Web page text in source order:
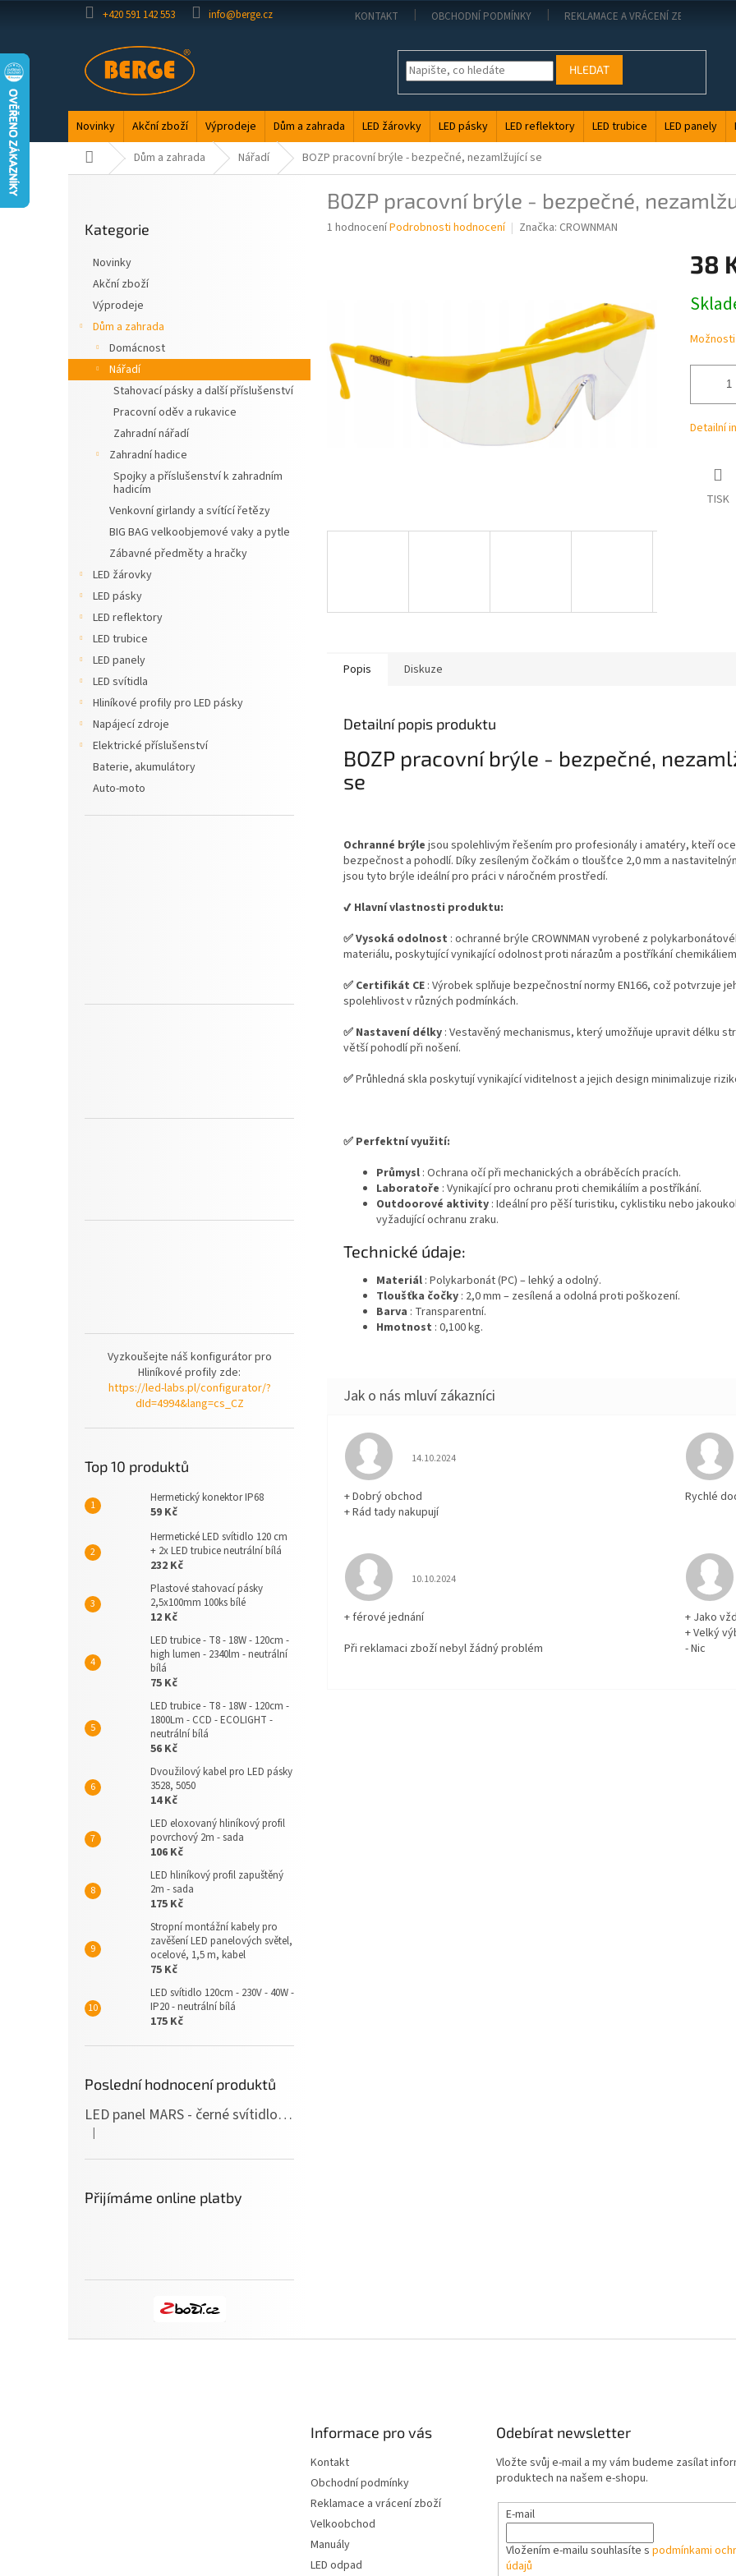
+420 591 142 553 info@berge.cz KONTAKT OBCHODNÍ PODMÍNKY REKLAMACE A VRÁCENÍ ZBOŽÍ
HLEDAT
Novinky Akční zboží Výprodeje Dům a zahrada LED žárovky LED pásky LED reflektory LED trubice LED panely
Domů Dům a zahrada Nářadí BOZP pracovní brýle - bezpečné, nezamlžující se
a
n
kategorie
Kategorie
Novinky
Akční zboží
Výprodeje
Dům a zahrada
Domácnost
Nářadí
Stahovací pásky a další příslušenství
Pracovní oděv a rukavice
Zahradní nářadí
Zahradní hadice
Spojky a příslušenství k zahradním
hadicím
Venkovní girlandy a svítící řetězy
BIG BAG velkoobjemové vaky a pytle
Zábavné předměty a hračky
LED žárovky
LED pásky
LED reflektory
LED trubice
LED panely
LED svítidla
Hliníkové profily pro LED pásky
Napájecí zdroje
Elektrické příslušenství
Baterie, akumulátory
Auto-moto
Vyzkoušejte náš konfigurátor pro
Hliníkové profily zde:
https://led-labs.pl/configurator/?
dId=4994&lang=cs_CZ
Top 10 produktů
Hermetický konektor IP68
59 Kč
Hermetické LED svítidlo 120 cm
+ 2x LED trubice neutrální bílá
232 Kč
Plastové stahovací pásky
2,5x100mm 100ks bílé
12 Kč
LED trubice - T8 - 18W - 120cm -
high lumen - 2340lm - neutrální
bílá
75 Kč
LED trubice - T8 - 18W - 120cm -
1800Lm - CCD - ECOLIGHT -
neutrální bílá
56 Kč
Dvoužilový kabel pro LED pásky
3528, 5050
14 Kč
LED eloxovaný hliníkový profil
povrchový 2m - sada
106 Kč
LED hliníkový profil zapuštěný
2m - sada
175 Kč
Stropní montážní kabely pro
zavěšení LED panelových světel,
ocelové, 1,5 m, kabel
75 Kč
LED svítidlo 120cm - 230V - 40W -
IP20 - neutrální bílá
175 Kč
Poslední hodnocení produktů
LED panel MARS - černé svítidlo SLIM - 120cm - 36W - 230V - 3600Lm - neutrální bílá
Hodnocení produktu je 5 z 5 hvězdiček.
|
Přijímáme online platby
BOZP pracovní brýle - bezpečné,
Průměrné
1 hodnoceníPodrobnosti hodnocení Značka: CROWNMAN
38
cena:
Detailní
TISK
Popis Diskuze
Detailní popis produktu
BOZP pracovní brýle - bezpečné,
se
Ochranné brýle jsou spolehlivým řešením pro profesionály i amatéry, kteří
bezpečnost a pohodlí. Díky zesíleným čočkám o tloušťce 2,0 mm a
jsou tyto brýle ideální pro práci v náročném prostředí.
✔️ Hlavní vlastnosti produktu:
✅ Vysoká odolnost : ochranné brýle CROWNMAN vyrobené z
materiálu, poskytující vynikající odolnost proti nárazům a postříkání
✅ Certifikát CE : Výrobek splňuje bezpečnostní normy EN166, což potvrzuje
spolehlivost v různých podmínkách.
✅ Nastavení délky : Vestavěný mechanismus, který umožňuje upravit délku
větší pohodlí při nošení.
✅Průhledná skla poskytují vynikající viditelnost a jejich design minimalizuje
✅ Perfektní využití:
Průmysl : Ochrana očí při mechanických a obráběcích pracích.
Laboratoře : Vynikající pro ochranu proti chemikáliím a postříkání.
Outdoorové aktivity : Ideální pro pěší turistiku, cyklistiku nebo
vyžadující ochranu zraku.
Technické údaje:
Materiál : Polykarbonát (PC) – lehký a odolný.
Tloušťka čočky : 2,0 mm – zesílená a odolná proti poškození.
Barva : Transparentní.
Hmotnost : 0,100 kg.
Hodnocení obchodu je 5 z 5 hvězdiček.
14.10.2024
+ Dobrý obchod
+ Rád tady nakupují
Rychlé
Hodnocení obchodu je 5 z 5 hvězdiček.
10.10.2024
+ férové jednání
Při reklamaci zboží nebyl žádný problém
+ Jako
+ Velký
- Nic
Informace pro vás
Kontakt
Obchodní podmínky
Reklamace a vrácení zboží
Velkoobchod
Manuály
LED odpad
Odebírat newsletter
Vložte svůj e-mail a my vám budeme zasílat
produktech na našem e-shopu.
E-mail
Vložením e-mailu souhlasíte s podmínkami
údajů